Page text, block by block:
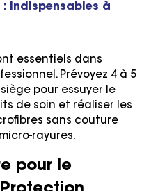
Indispensables à
essentiels dans
Prévoyez 4 à 5
pour essuyer le
de soin et réaliser les
sans couture
rayures.
pour le